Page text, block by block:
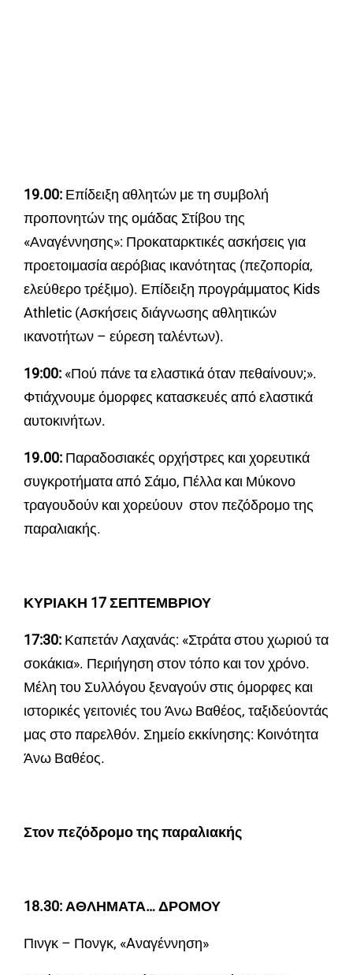
19.00: Επίδειξη αθλητών με τη συμβολή
προπονητών της ομάδας Στίβου της
«Αναγέννησης»: Προκαταρκτικές ασκήσεις για
προετοιμασία αερόβιας ικανότητας (πεζοπορία,
ελεύθερο τρέξιμο). Επίδειξη προγράμματος Kids
Athletic (Ασκήσεις διάγνωσης αθλητικών
ικανοτήτων – εύρεση ταλέντων).
19:00: «Πού πάνε τα ελαστικά όταν πεθαίνουν;».
Φτιάχνουμε όμορφες κατασκευές από ελαστικά
αυτοκινήτων.
19.00: Παραδοσιακές ορχήστρες και χορευτικά
συγκροτήματα από Σάμο, Πέλλα και Μύκονο
τραγουδούν και χορεύουν στον πεζόδρομο της
παραλιακής.
ΚΥΡΙΑΚΗ 17 ΣΕΠΤΕΜΒΡΙΟΥ
17:30: Καπετάν Λαχανάς: «Στράτα στου χωριού τα
σοκάκια». Περιήγηση στον τόπο και τον χρόνο.
Μέλη του Συλλόγου ξεναγούν στις όμορφες και
ιστορικές γειτονιές του Άνω Βαθέος, ταξιδεύοντάς
μας στο παρελθόν. Σημείο εκκίνησης: Kοινότητα
Άνω Βαθέος.
Στον πεζόδρομο της παραλιακής
18.30: ΑΘΛΗΜΑΤΑ… ΔΡΟΜΟΥ
Πινγκ – Πονγκ, «Aναγέννηση»